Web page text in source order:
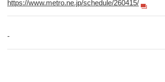
https://www.metro.ne.jp/schedule/260415/
-